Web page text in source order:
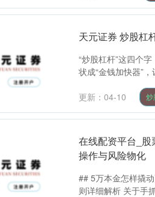
天元证券 炒股杠
“炒股杠杆”这四个
状成“金钱加快器”
更新：04-10 炒
在线配资平台_
操作与风险物化
## 5万本金怎样撬
则详细解析 关于手